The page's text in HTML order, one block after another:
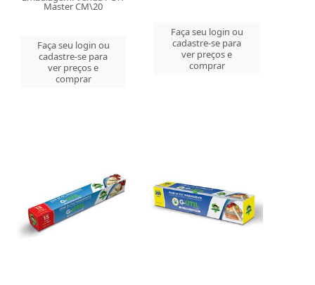
Master CM\20
Faça seu login ou
cadastre-se para
ver preços e
comprar
Faça seu login ou
cadastre-se para
ver preços e
comprar